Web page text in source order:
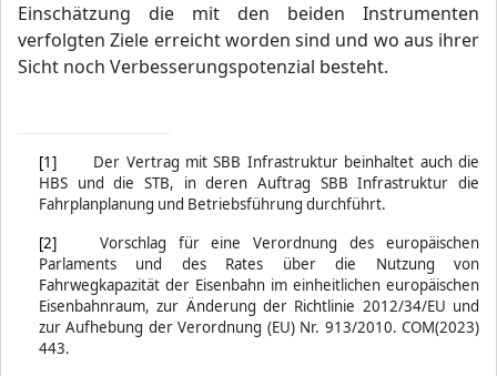
Einschätzung die mit den beiden Instrumenten
verfolgten Ziele erreicht worden sind und wo aus ihrer
Sicht noch Verbesserungspotenzial besteht.
[1]
Der Vertrag mit SBB Infrastruktur beinhaltet auch die
HBS und die STB, in deren Auftrag SBB Infrastruktur die
Fahrplanplanung und Betriebsführung durchführt.
[2]
Vorschlag für eine Verordnung des europäischen
Parlaments und des Rates über die Nutzung von
Fahrwegkapazität der Eisenbahn im einheitlichen europäischen
Eisenbahnraum, zur Änderung der Richtlinie 2012/34/EU und
zur Aufhebung der Verordnung (EU) Nr. 913/2010. COM(2023)
443.